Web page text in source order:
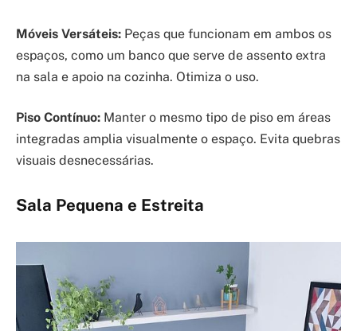
Móveis Versáteis: Peças que funcionam em ambos os
espaços, como um banco que serve de assento extra
na sala e apoio na cozinha. Otimiza o uso.
Piso Contínuo: Manter o mesmo tipo de piso em áreas
integradas amplia visualmente o espaço. Evita quebras
visuais desnecessárias.
Sala Pequena e Estreita